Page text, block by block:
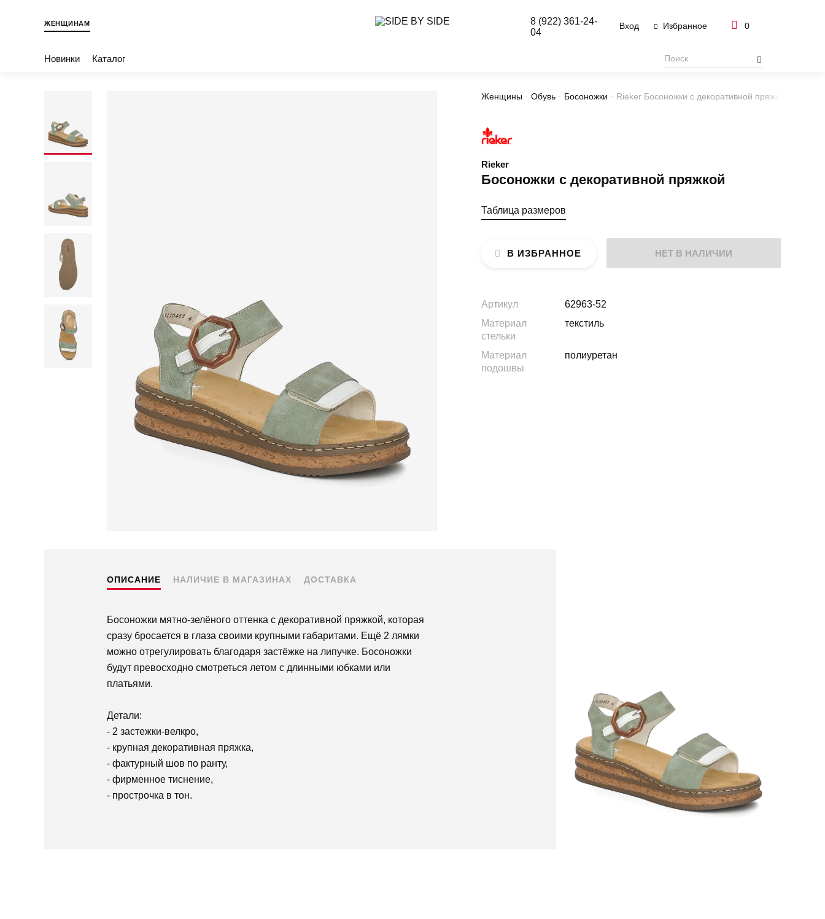
ЖЕНЩИНАМ Вход Избранное 0
Новинки Каталог
8 (922) 361-24-
04
Женщины Обувь Босоножки Rieker Босоножки с декоративной пряжкой
Rieker
Босоножки с декоративной пряжкой
Таблица размеров
В ИЗБРАННОЕ НЕТ В НАЛИЧИИ
Артикул
62963-52
Материал
стельки
текстиль
Материал
подошвы
полиуретан
ОПИСАНИЕ НАЛИЧИЕ В МАГАЗИНАХ ДОСТАВКА
Босоножки мятно-зелёного оттенка с декоративной пряжкой, которая
сразу бросается в глаза своими крупными габаритами. Ещё 2 лямки
можно отрегулировать благодаря застёжке на липучке. Босоножки
будут превосходно смотреться летом с длинными юбками или
платьями.
Детали:
- 2 застежки-велкро,
- крупная декоративная пряжка,
- фактурный шов по ранту,
- фирменное тиснение,
- прострочка в тон.